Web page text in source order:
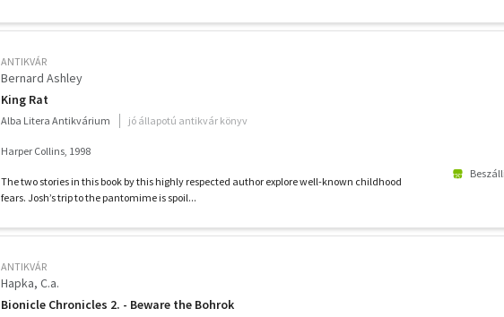
ANTIKVÁR
Bernard Ashley
King Rat
Alba Litera Antikvárium jó állapotú antikvár könyv
Harper Collins, 1998
The two stories in this book by this highly respected author explore well-known childhood
fears. Josh’s trip to the pantomime is spoil...
ANTIKVÁR
Hapka, C.a.
Bionicle Chronicles 2. - Beware the Bohrok